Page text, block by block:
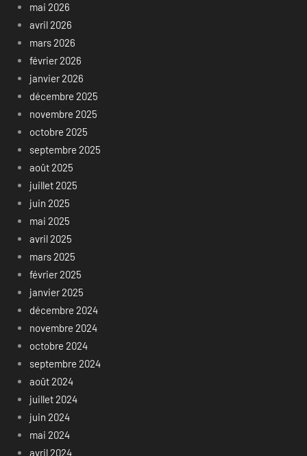
mai 2026
avril 2026
mars 2026
février 2026
janvier 2026
décembre 2025
novembre 2025
octobre 2025
septembre 2025
août 2025
juillet 2025
juin 2025
mai 2025
avril 2025
mars 2025
février 2025
janvier 2025
décembre 2024
novembre 2024
octobre 2024
septembre 2024
août 2024
juillet 2024
juin 2024
mai 2024
avril 2024